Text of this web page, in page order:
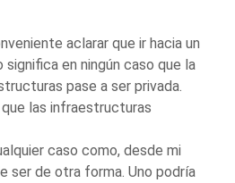
aclarar que ir hacia un
en ningún caso que la
pase a ser privada.
las infraestructuras
caso como, desde mi
ser de otra forma. Uno podría